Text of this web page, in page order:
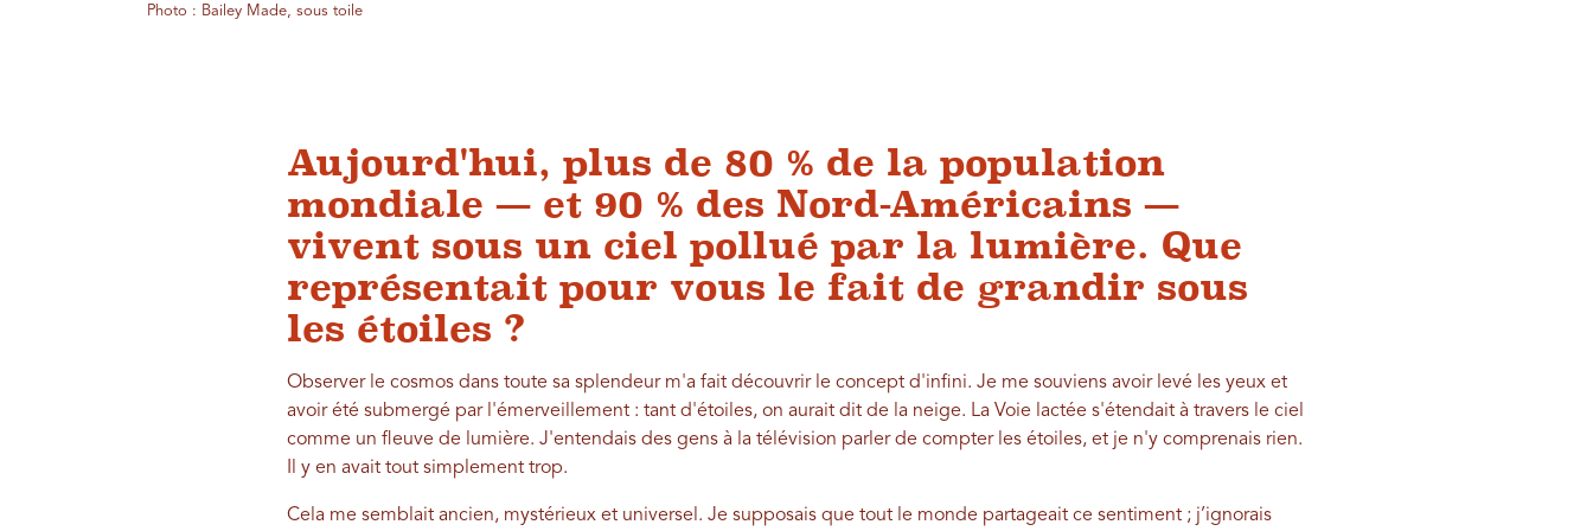
Photo : Bailey Made, sous toile
Aujourd'hui, plus de 80 % de la population
mondiale — et 90 % des Nord-Américains —
vivent sous un ciel pollué par la lumière. Que
représentait pour vous le fait de grandir sous
les étoiles ?
Observer le cosmos dans toute sa splendeur m'a fait découvrir le concept d'infini. Je me souviens avoir levé les yeux et
avoir été submergé par l'émerveillement : tant d'étoiles, on aurait dit de la neige. La Voie lactée s'étendait à travers le ciel
comme un fleuve de lumière. J'entendais des gens à la télévision parler de compter les étoiles, et je n'y comprenais rien.
Il y en avait tout simplement trop.
Cela me semblait ancien, mystérieux et universel. Je supposais que tout le monde partageait ce sentiment ; j’ignorais